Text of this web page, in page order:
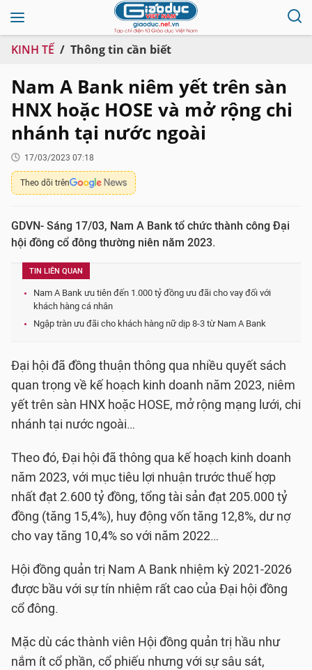
KINH TẾ Thông tin cần biết
Nam A Bank niêm yết trên sàn
HNX hoặc HOSE và mở rộng chi
nhánh tại nước ngoài
17/03/2023 07:18
Theo dõi trên
GDVN- Sáng 17/03, Nam A Bank tổ chức thành công Đại
hội đồng cổ đông thường niên năm 2023.
TIN LIÊN QUAN
Nam A Bank ưu tiên đến 1.000 tỷ đồng ưu đãi cho vay đối với
khách hàng cá nhân
Ngập tràn ưu đãi cho khách hàng nữ dịp 8-3 từ Nam A Bank
Đại hội đã đồng thuận thông qua nhiều quyết sách
quan trọng về kế hoạch kinh doanh năm 2023, niêm
yết trên sàn HNX hoặc HOSE, mở rộng mạng lưới, chi
nhánh tại nước ngoài…
Theo đó, Đại hội đã thông qua kế hoạch kinh doanh
năm 2023, với mục tiêu lợi nhuận trước thuế hợp
nhất đạt 2.600 tỷ đồng, tổng tài sản đạt 205.000 tỷ
đồng (tăng 15,4%), huy động vốn tăng 12,8%, dư nợ
cho vay tăng 10,4% so với năm 2022…
Hội đồng quản trị Nam A Bank nhiệm kỳ 2021-2026
được bầu với sự tín nhiệm rất cao của Đại hội đồng
cổ đông.
Mặc dù các thành viên Hội đồng quản trị hầu như
nắm ít cổ phần, cổ phiếu nhưng với sự sâu sát,